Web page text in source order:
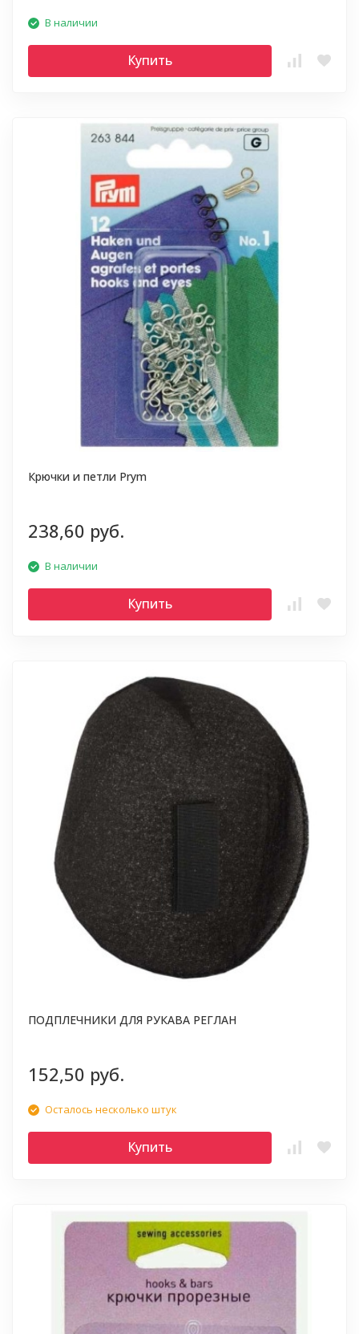
В наличии
Купить
Крючки и петли Prym
238,60 руб.
В наличии
Купить
ПОДПЛЕЧНИКИ ДЛЯ РУКАВА РЕГЛАН
152,50 руб.
Осталось несколько штук
Купить